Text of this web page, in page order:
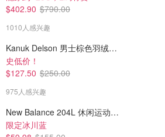
$402.90 $790.00
1010人感兴趣
Kanuk Delson 男士棕色羽绒马甲
史低价！
$127.50 $250.00
975人感兴趣
New Balance 204L 休闲运动鞋 蓝银色
限定冰川蓝